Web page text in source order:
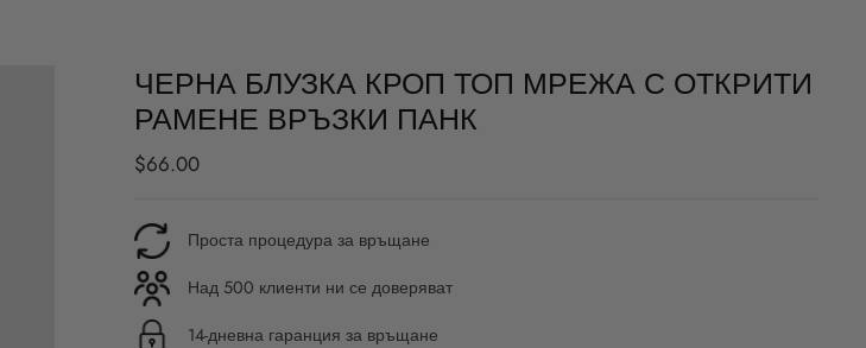
ЧЕРНА БЛУЗКА КРОП ТОП МРЕЖА С ОТКРИТИ
РАМЕНЕ ВРЪЗКИ ПАНК
Редовна
$66.00
Проста процедура за връщане
Над 500 клиенти ни се доверяват
14-дневна гаранция за връщане